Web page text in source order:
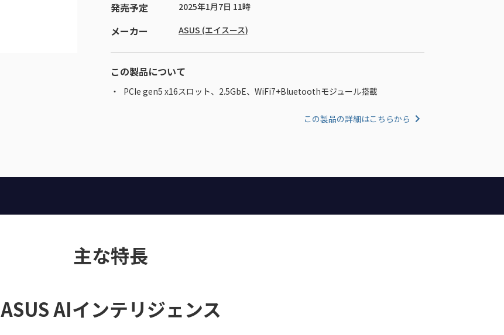
発売予定 2025年1月7日 11時
メーカー ASUS (エイスース)
この製品について
PCIe gen5 x16スロット、2.5GbE、WiFi7+Bluetoothモジュール搭載
この製品の詳細はこちらから
主な特長
ASUS AIインテリジェンス